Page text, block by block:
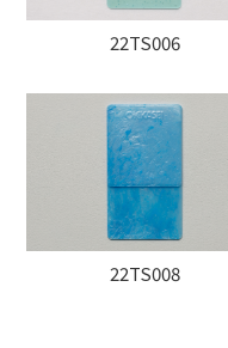
22TS006
22TS008